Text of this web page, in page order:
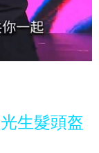
生髮頭盔